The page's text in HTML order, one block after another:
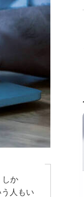
しか
人もい